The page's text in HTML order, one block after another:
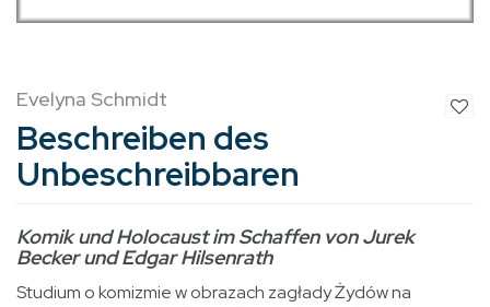
Evelyna Schmidt
Beschreiben des
Unbeschreibbaren
Komik und Holocaust im Schaffen von Jurek
Becker und Edgar Hilsenrath
Studium o komizmie w obrazach zagłady Żydów na